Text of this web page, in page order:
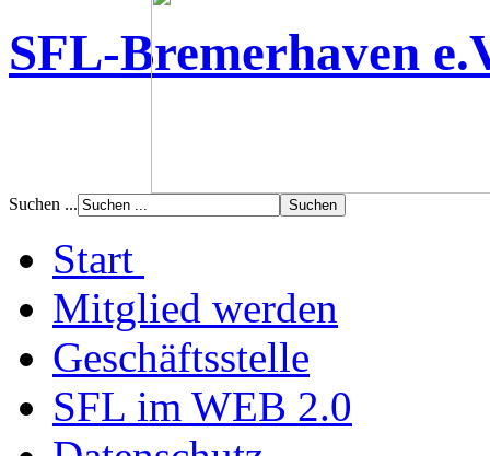
SFL-Bremerhaven
Suchen ...
Start
Mitglied werden
Geschäftsstelle
SFL im WEB 2.0